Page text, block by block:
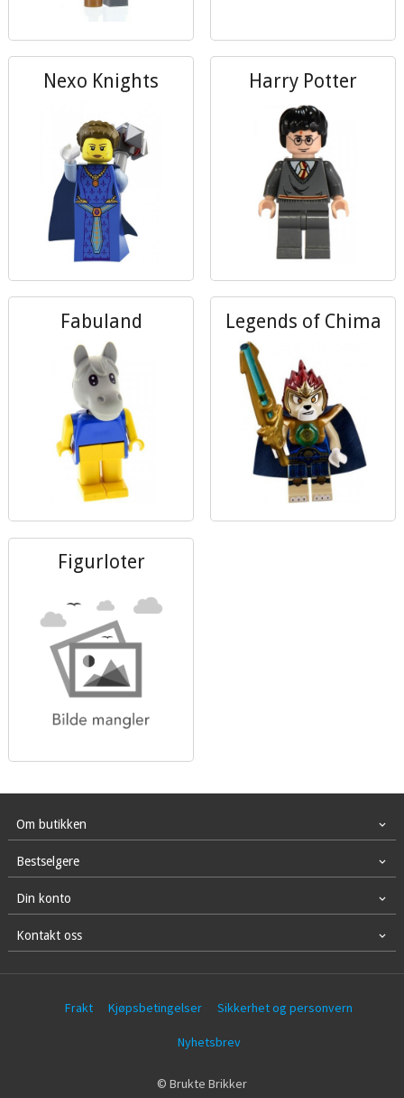
Nexo Knights Harry Potter
Fabuland Legends of Chima
Figurloter
Om butikken
Bestselgere
Din konto
Kontakt oss
Frakt Kjøpsbetingelser Sikkerhet og personvern
Nyhetsbrev
© Brukte Brikker